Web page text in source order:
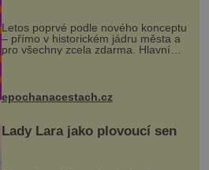
Letos poprvé podle nového konceptu
– přímo v historickém jádru města a
pro všechny zcela zdarma. Hlavní
program se odehraje na Karlově a
mohou těšit na víno, burčák, pes...
epochanacestach.cz
Lady Lara jako plovoucí sen